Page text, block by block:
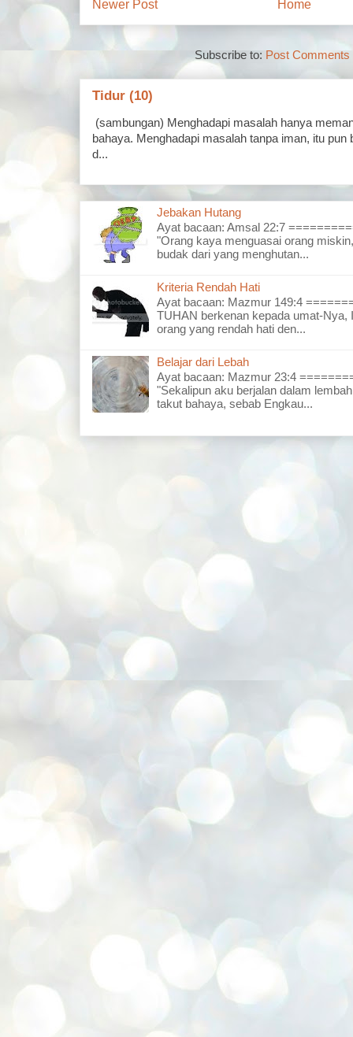
Newer Post Home
Subscribe to: Post Comments
Tidur (10)
(sambungan) Menghadapi masalah hanya
bahaya. Menghadapi masalah tanpa iman, itu
d...
Jebakan Hutang
Ayat bacaan: Amsal 22:7
"Orang kaya menguasai orang
budak dari yang menghutan...
Kriteria Rendah Hati
Ayat bacaan: Mazmur 149:4
TUHAN berkenan kepada umat-Nya,
orang yang rendah hati den...
Belajar dari Lebah
Ayat bacaan: Mazmur 23:4
"Sekalipun aku berjalan dalam
takut bahaya, sebab Engkau...